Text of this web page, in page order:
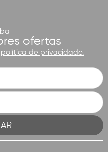
ofertas
política de privacidade.